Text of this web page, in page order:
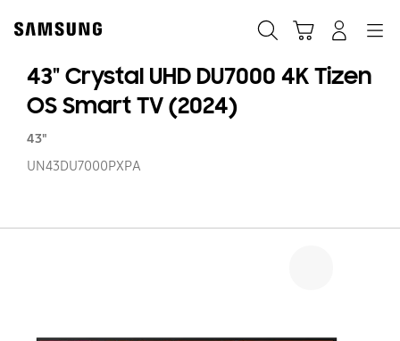
content
43" Crystal UHD DU7000 4K Tizen
OS Smart TV (2024)
43"
UN43DU7000PXPA